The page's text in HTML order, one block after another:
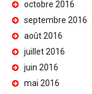
octobre 2016
septembre 2016
août 2016
juillet 2016
juin 2016
mai 2016